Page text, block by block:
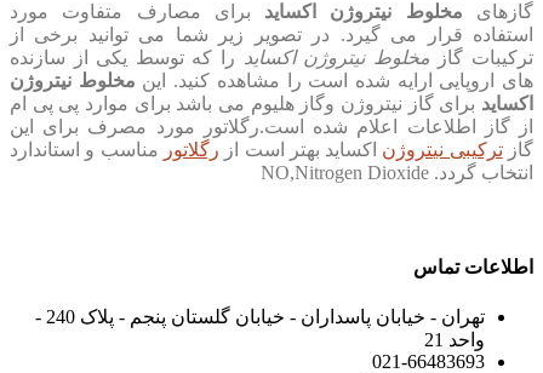
گازهای مخلوط نیتروژن اکساید برای مصارف متفاوت مورد
استفاده قرار می گیرد. در تصویر زیر شما می توانید برخی از
ترکیبات گاز مخلوط نیتروژن اکساید را که توسط یکی از سازنده
های اروپایی ارایه شده است را مشاهده کنید. این مخلوط نیتروژن
اکساید برای گاز نیتروژن وگاز هلیوم می باشد برای موارد پی پی ام
از گاز اطلاعات اعلام شده است.رگلاتور مورد مصرف برای این
گازترکیبی نیتروژن اکساید بهتر است از رگلاتور مناسب و استاندارد
انتخاب گردد. NO,Nitrogen Dioxide
اطلاعات تماس
تهران - خیابان پاسداران - خیابان گلستان پنجم - پلاک 240 -
واحد 21
021-66483693